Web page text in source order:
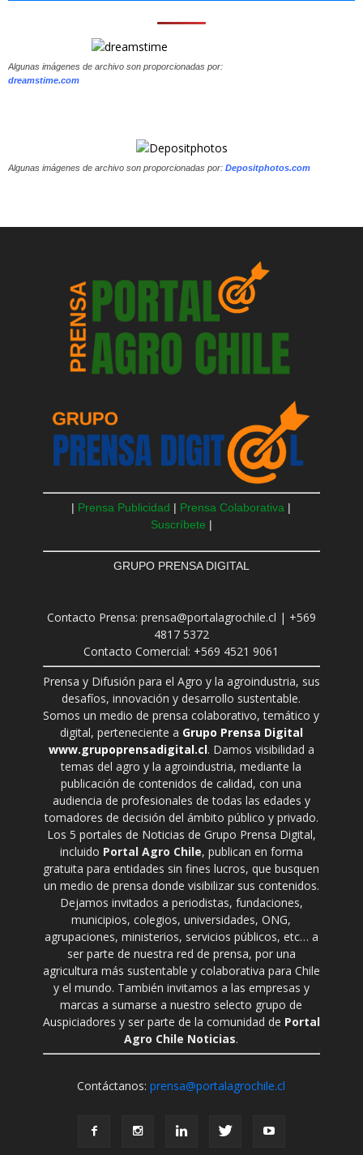
Algunas imágenes de archivo son proporcionadas por:
dreamstime.com
Algunas imágenes de archivo son proporcionadas por: Depositphotos.com
| Prensa Publicidad | Prensa Colaborativa |
Suscríbete |
GRUPO PRENSA DIGITAL
Contacto Prensa: prensa@portalagrochile.cl | +569
4817 5372
Contacto Comercial: +569 4521 9061
Prensa y Difusión para el Agro y la agroindustria, sus
desafíos, innovación y desarrollo sustentable.
Somos un medio de prensa colaborativo, temático y
digital, perteneciente a Grupo Prensa Digital
www.grupoprensadigital.cl. Damos visibilidad a
temas del agro y la agroindustria, mediante la
publicación de contenidos de calidad, con una
audiencia de profesionales de todas las edades y
tomadores de decisión del ámbito público y privado.
Los 5 portales de Noticias de Grupo Prensa Digital,
incluido Portal Agro Chile, publican en forma
gratuita para entidades sin fines lucros, que busquen
un medio de prensa donde visibilizar sus contenidos.
Dejamos invitados a periodistas, fundaciones,
municipios, colegios, universidades, ONG,
agrupaciones, ministerios, servicios públicos, etc… a
ser parte de nuestra red de prensa, por una
agricultura más sustentable y colaborativa para Chile
y el mundo. También invitamos a las empresas y
marcas a sumarse a nuestro selecto grupo de
Auspiciadores y ser parte de la comunidad de Portal
Agro Chile Noticias.
Contáctanos:prensa@portalagrochile.cl